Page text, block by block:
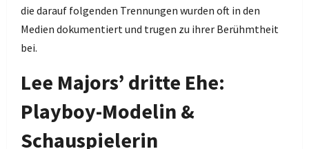
die darauf folgenden Trennungen wurden oft in den
Medien dokumentiert und trugen zu ihrer Berühmtheit
bei.
Lee Majors’ dritte Ehe:
Playboy-Modelin &
Schauspielerin